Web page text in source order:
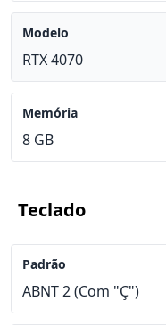
Modelo
RTX 4070
Memória
8 GB
Teclado
Padrão
ABNT 2 (Com "Ç")